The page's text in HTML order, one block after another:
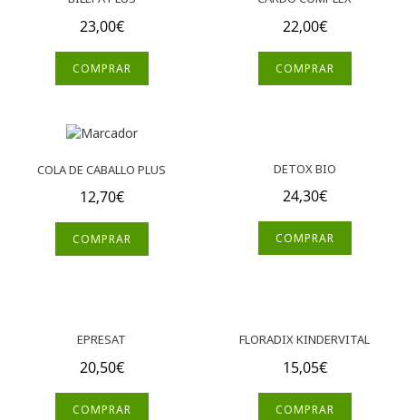
23,00€
COMPRAR
22,00€
COMPRAR
COLA DE CABALLO PLUS
12,70€
COMPRAR
DETOX BIO
24,30€
COMPRAR
EPRESAT
20,50€
COMPRAR
FLORADIX KINDERVITAL
15,05€
COMPRAR